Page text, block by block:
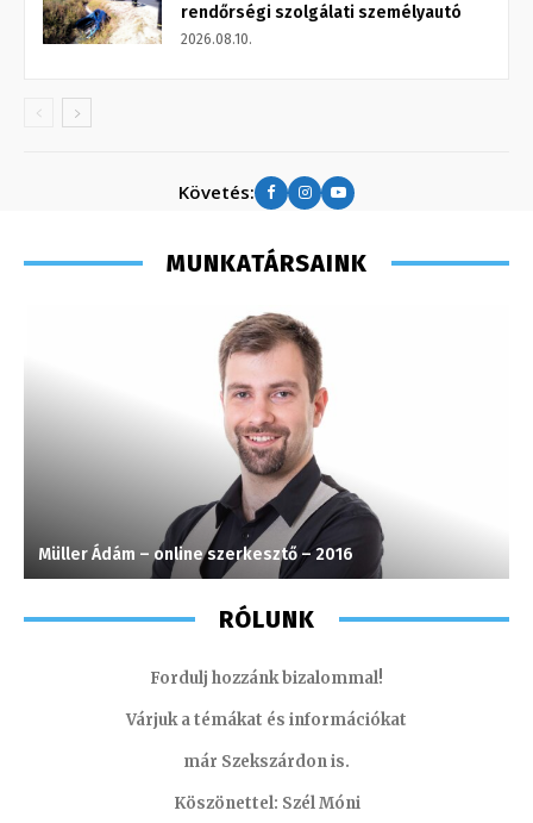
rendőrségi szolgálati személyautó
2026.08.10.
Követés:
MUNKATÁRSAINK
Müller Ádám – online szerkesztő – 2016
RÓLUNK
Fordulj hozzánk bizalommal!
Várjuk a témákat és információkat
már Szekszárdon is.
Köszönettel: Szél Móni